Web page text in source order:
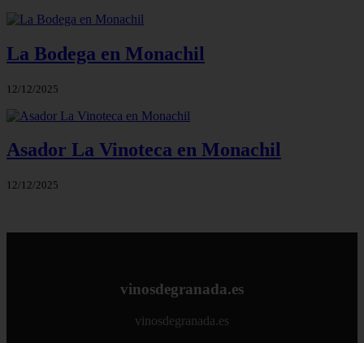
La Bodega en Monachil
12/12/2025
Asador La Vinoteca en Monachil
12/12/2025
vinosdegranada.es
vinosdegranada.es